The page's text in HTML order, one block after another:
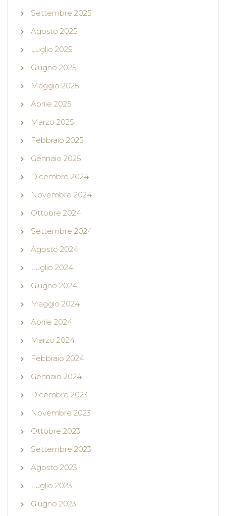
Settembre 2025
Agosto 2025
Luglio 2025
Giugno 2025
Maggio 2025
Aprile 2025
Marzo 2025
Febbraio 2025
Gennaio 2025
Dicembre 2024
Novembre 2024
Ottobre 2024
Settembre 2024
Agosto 2024
Luglio 2024
Giugno 2024
Maggio 2024
Aprile 2024
Marzo 2024
Febbraio 2024
Gennaio 2024
Dicembre 2023
Novembre 2023
Ottobre 2023
Settembre 2023
Agosto 2023
Luglio 2023
Giugno 2023